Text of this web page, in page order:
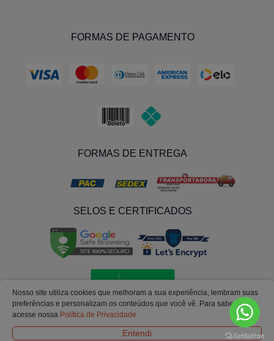
FORMAS DE PAGAMENTO
FORMAS DE ENTREGA
SELOS E CERTIFICADOS
Nosso site utiliza cookies que melhoram a sua experiência, lembram suas
preferências e personalizam os conteúdos que você vê. Para saber mais
acesse nossa Política de Privacidade.
Entendi